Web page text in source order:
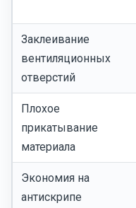
Заклеивание
вентиляционных
отверстий
Плохое
прикатывание
материала
Экономия на
антискрипе